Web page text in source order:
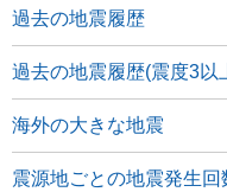
過去の地震履歴
過去の地震履歴(震度3以
海外の大きな地震
震源地ごとの地震発生回